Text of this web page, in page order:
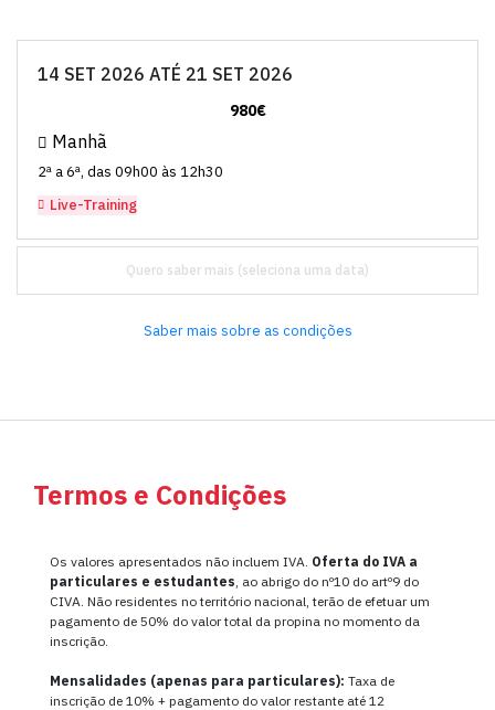
14 SET 2026 ATÉ 21 SET 2026
980€
Manhã
2ª a 6ª, das 09h00 às 12h30
Live-Training
Quero saber mais
Saber mais sobre as condições
Termos e Condições
Os valores apresentados não incluem IVA. Oferta do IVA a
particulares e estudantes , ao abrigo do nº10 do artº9 do
CIVA. Não residentes no território nacional, terão de efetuar um
pagamento de 50% do valor total da propina no momento da
inscrição.
Mensalidades (apenas para particulares): Taxa de
inscrição de 10% + pagamento do valor restante até 12